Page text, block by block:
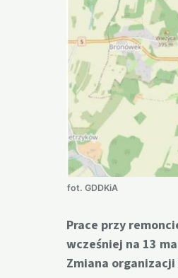
fot. GDDKiA
Prace przy
wcześniej na 13
Zmiana